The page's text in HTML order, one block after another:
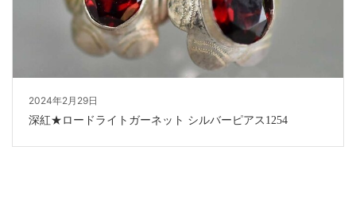
2024年2月29日
深紅★ロードライトガーネット シルバーピアス1254